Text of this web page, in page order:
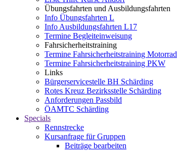
Übungsfahrten und Ausbildungsfahrten
Info Übungsfahrten L
Info Ausbildungsfahrten L17
Termine Begleiteinweisung
Fahrsicherheitstraining
Termine Fahrsicherheitstraining Motorrad
Termine Fahrsicherheitstraining PKW
Links
Bürgerservicestelle BH Schärding
Rotes Kreuz Bezirksstelle Schärding
Anforderungen Passbild
ÖAMTC Schärding
Specials
Rennstrecke
Kursanfrage für Gruppen
Beiträge bearbeiten